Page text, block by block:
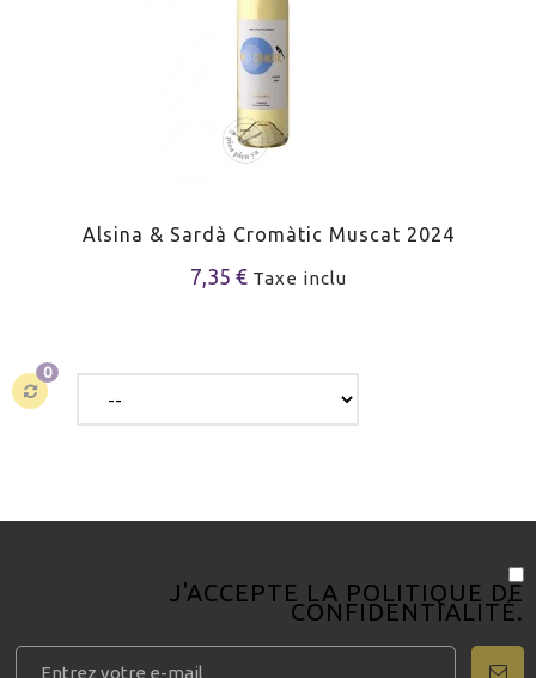
Alsina & Sardà Cromàtic Muscat 2024
7,35 € Taxe inclu
0
J'ACCEPTE LA POLITIQUE DE
CONFIDENTIALITÉ.